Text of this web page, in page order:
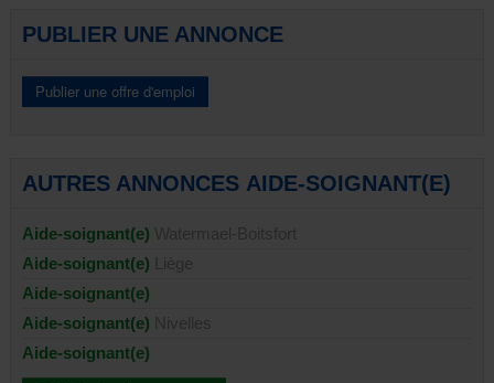
PUBLIER UNE ANNONCE
AUTRES ANNONCES AIDE-SOIGNANT(E)
Aide-soignant(e)
Aide-soignant(e)
Aide-soignant(e)
Aide-soignant(e)
Aide-soignant(e)